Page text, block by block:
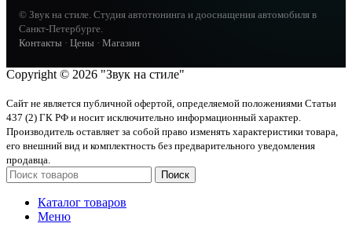
© Звук на стиле. Студия автотюнинга и дооснащения автомобиля в
Санкт-Петербурге.
Контакты · Цены · Магазин
Copyright © 2026 "Звук на стиле"
Сайт не является публичной офертой, определяемой положениями Статьи
437 (2) ГК РФ и носит исключительно информационный характер.
Производитель оставляет за собой право изменять характеристики товара,
его внешний вид и комплектность без предварительного уведомления
продавца.
Поиск
Каталог товаров
Меню